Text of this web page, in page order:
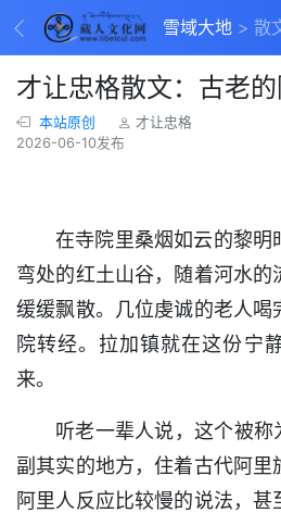
雪域大地 散
才让忠格散文：古老
本站原创
才让忠格
2026-06-10发布
在寺院里桑烟如云的黎明
弯处的红土山谷，随着河水的
缓缓飘散。几位虔诚的老人喝
院转经。拉加镇就在这份宁
来。
听老一辈人说，这个被称
副其实的地方，住着古代阿里
阿里人反应比较慢的说法，甚